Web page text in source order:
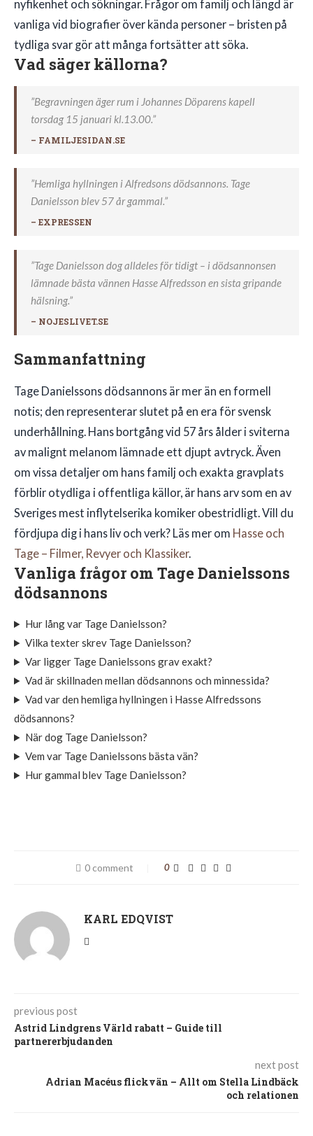
nyfikenhet och sökningar. Frågor om familj och längd är
vanliga vid biografier över kända personer – bristen på
tydliga svar gör att många fortsätter att söka.
Vad säger källorna?
”Begravningen äger rum i Johannes Döparens kapell
torsdag 15 januari kl.13.00.”
– FAMILJESIDAN.SE
”Hemliga hyllningen i Alfredsons dödsannons. Tage
Danielsson blev 57 år gammal.”
– EXPRESSEN
”Tage Danielsson dog alldeles för tidigt – i dödsannonsen
lämnade bästa vännen Hasse Alfredsson en sista gripande
hälsning.”
– NOJESLIVET.SE
Sammanfattning
Tage Danielssons dödsannons är mer än en formell
notis; den representerar slutet på en era för svensk
underhållning. Hans bortgång vid 57 års ålder i sviterna
av malignt melanom lämnade ett djupt avtryck. Även
om vissa detaljer om hans familj och exakta gravplats
förblir otydliga i offentliga källor, är hans arv som en av
Sveriges mest inflytelserika komiker obestridligt. Vill du
fördjupa dig i hans liv och verk? Läs mer om Hasse och
Tage – Filmer, Revyer och Klassiker.
Vanliga frågor om Tage Danielssons
dödsannons
Hur lång var Tage Danielsson?
Vilka texter skrev Tage Danielsson?
Var ligger Tage Danielssons grav exakt?
Vad är skillnaden mellan dödsannons och minnessida?
Vad var den hemliga hyllningen i Hasse Alfredssons
dödsannons?
När dog Tage Danielsson?
Vem var Tage Danielssons bästa vän?
Hur gammal blev Tage Danielsson?
0 comment 0
KARL EDQVIST
previous post
Astrid Lindgrens Värld rabatt – Guide till
partnererbjudanden
next post
Adrian Macéus flickvän – Allt om Stella Lindbäck
och relationen